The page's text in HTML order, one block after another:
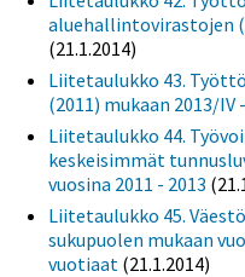
aluehallintovirastojen
(21.1.2014)
Liitetaulukko 43.
(2011) mukaan 2013/IV
Liitetaulukko 44.
keskeisimmät
vuosina 2011 - 2013
Liitetaulukko 45.
sukupuolen mukaan
vuotiaat (21.1.2014)